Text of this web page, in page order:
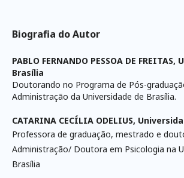
Biografia do Autor
PABLO FERNANDO PESSOA DE FREITAS,
Brasília
Doutorando no Programa de Pós-
Administração da Universidade de Brasília.
CATARINA CECÍLIA ODELIUS,
Professora de graduação, mestrado e
Administração/ Doutora em Psicologia na
Brasília